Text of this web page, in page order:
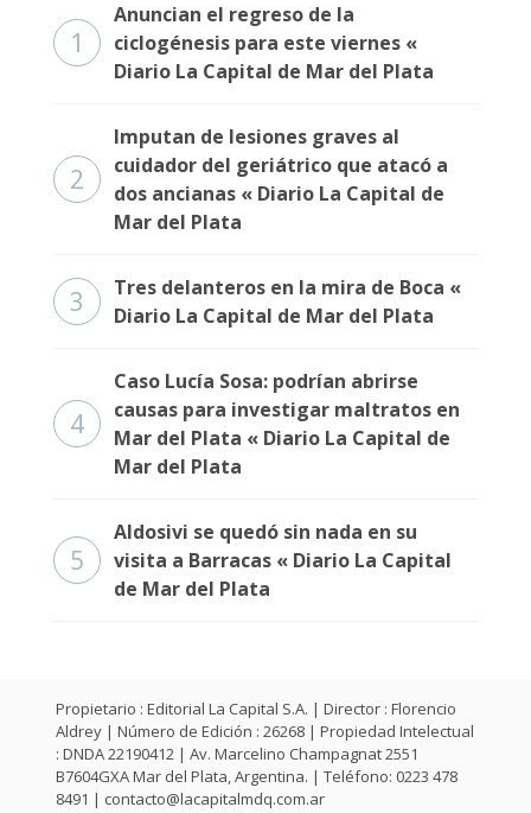
1
Anuncian el regreso de la
ciclogénesis para este viernes «
Diario La Capital de Mar del Plata
2
Imputan de lesiones graves al
cuidador del geriátrico que atacó a
dos ancianas « Diario La Capital de
Mar del Plata
3
Tres delanteros en la mira de Boca «
Diario La Capital de Mar del Plata
4
Caso Lucía Sosa: podrían abrirse
causas para investigar maltratos en
Mar del Plata « Diario La Capital de
Mar del Plata
5
Aldosivi se quedó sin nada en su
visita a Barracas « Diario La Capital
de Mar del Plata
Propietario : Editorial La Capital S.A. | Director : Florencio
Aldrey | Número de Edición : 26268 | Propiedad Intelectual
: DNDA 22190412 | Av. Marcelino Champagnat 2551
B7604GXA Mar del Plata, Argentina. | Teléfono: 0223 478
8491 | contacto@lacapitalmdq.com.ar